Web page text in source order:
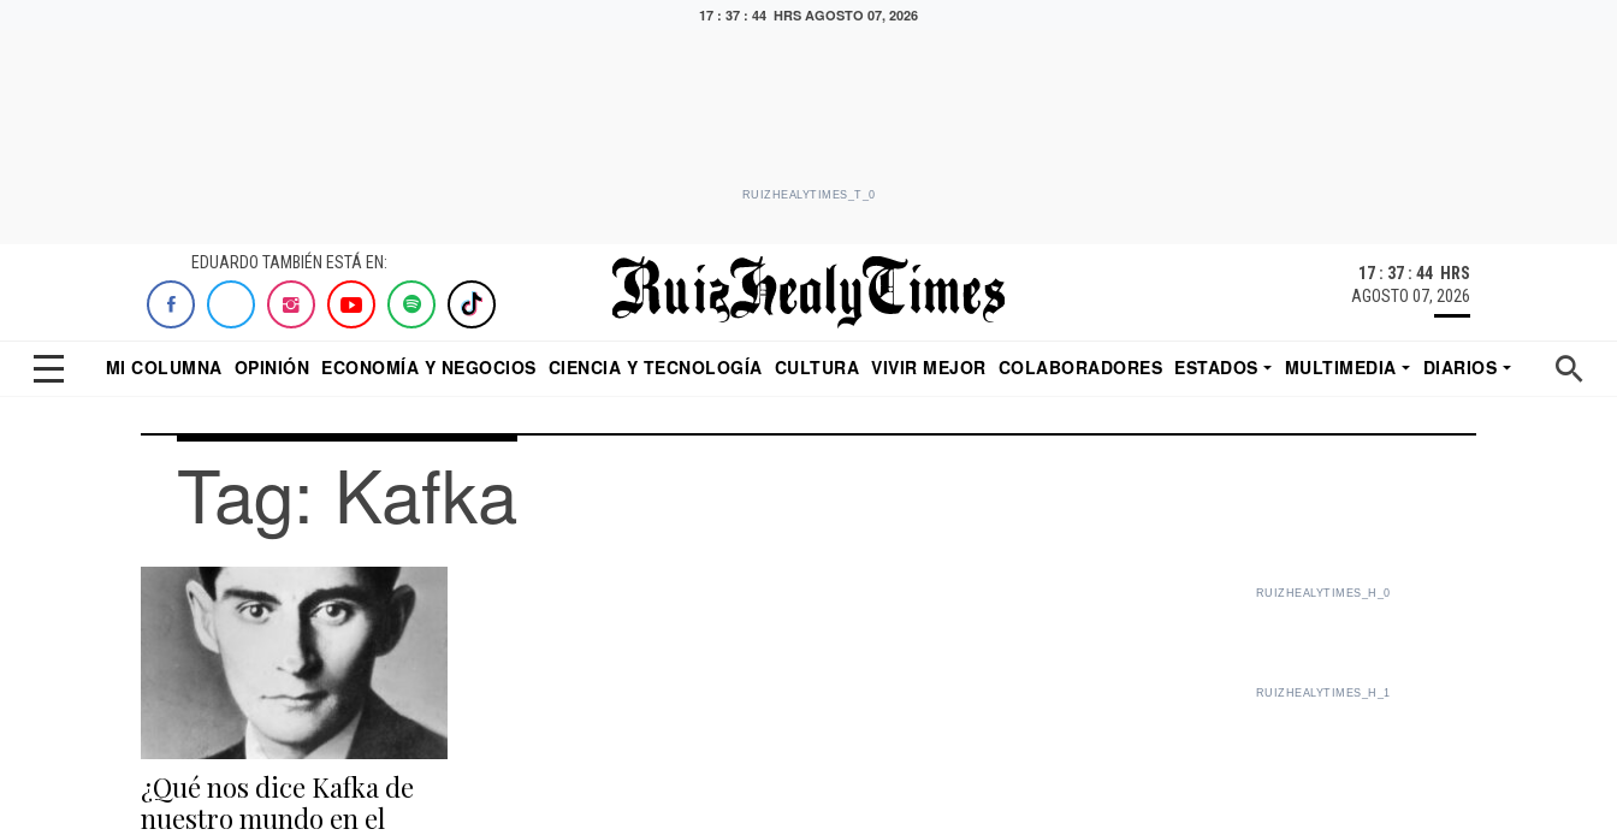
17 : 37 : 44 HRS AGOSTO 07, 2026
RUIZHEALYTIMES_T_0
EDUARDO TAMBIÉN ESTÁ EN:
17 : 37 : 44 HRS
AGOSTO 07, 2026
MI COLUMNA OPINIÓN ECONOMÍA Y NEGOCIOS CIENCIA Y TECNOLOGÍA CULTURA VIVIR MEJOR COLABORADORES ESTADOS MULTIMEDIA
DIARIOS
Tag: Kafka
¿Qué nos dice Kafka de
nuestro mundo en el
RUIZHEALYTIMES_H_0
RUIZHEALYTIMES_H_1